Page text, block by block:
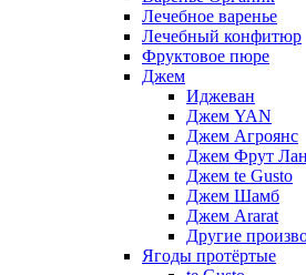
Лечебное варенье
Лечебный конфитюр
Фруктовое пюре
Джем
Иджеван
Джем YAN
Джем Агроянс
Джем Фрут
Джем te Gusto
Джем Шамб
Джем Ararat
Другие
Ягоды протёртые